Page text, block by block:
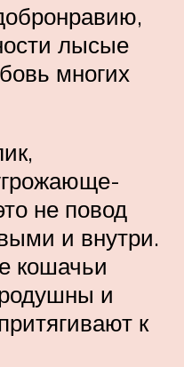
лысые
многих
не повод
и внутри.
кошачьи
и
к